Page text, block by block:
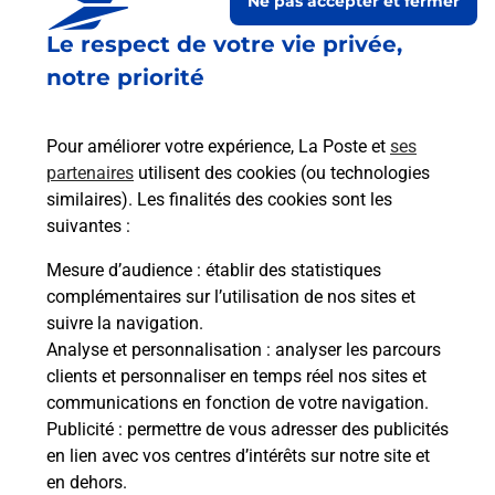
Le respect de votre vie privée,
notre priorité
Pour améliorer votre expérience, La Poste et ses
partenaires utilisent des cookies (ou technologies
similaires). Les finalités des cookies sont les
suivantes :
Mesure d’audience : établir des statistiques
complémentaires sur l’utilisation de nos sites et
suivre la navigation.
Analyse et personnalisation : analyser les parcours
clients et personnaliser en temps réel nos sites et
communications en fonction de votre navigation.
Publicité : permettre de vous adresser des publicités
en lien avec vos centres d’intérêts sur notre site et
en dehors.
Collecte du courrier aujourd'hui à 08h30
48 Route D Orist
40180 Siest
Itinéraire
Le lien s'ouvre dans un nouvel onglet